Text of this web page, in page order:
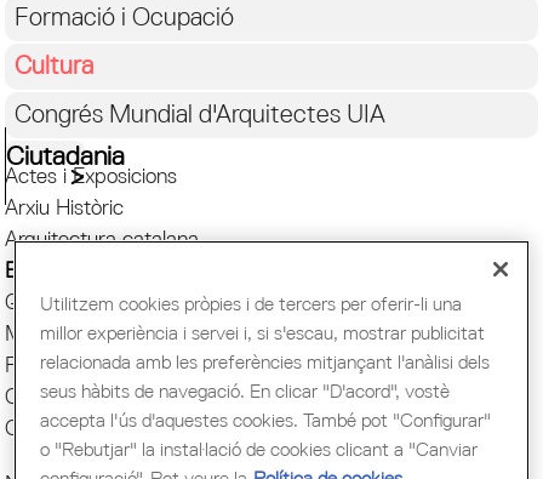
Formació i Ocupació
Cultura
Congrés Mundial d'Arquitectes UIA
Ciutadania
Actes i Exposicions
Arxiu Històric
Arquitectura catalana
Biblioteca
Quaderns
Mostra d'Arquitectura
Premis Arquitec. Girona
Oficina del Paisatge
Centre Obert d'Arquitectura
Utilitzem cookies pròpies i de tercers per oferir-li una
millor experiència i servei i, si s'escau, mostrar publicitat
relacionada amb les preferències mitjançant l'anàlisi dels
seus hàbits de navegació. En clicar "D'acord", vostè
accepta l'ús d'aquestes cookies. També pot "Configurar"
o "Rebutjar" la instal·lació de cookies clicant a "Canviar